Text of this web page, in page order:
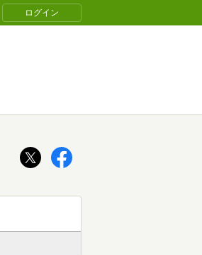
ログイン